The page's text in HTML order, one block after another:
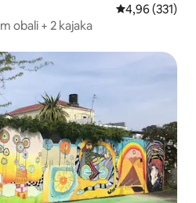
Prosječna
4,96 (331)
obali + 2 kajaka